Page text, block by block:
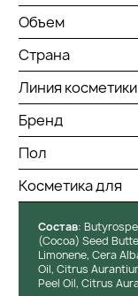
Объем
Страна
Линия косметики
Бренд
Пол
Косметика для
Состав:
(Cocoa) Seed
Limonene, Cera
Oil, Citrus
Peel Oil, Citrus